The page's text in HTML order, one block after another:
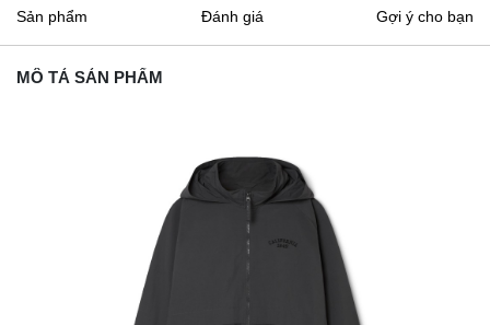
Sản phẩm Đánh giá Gợi ý cho bạn
MÔ TẢ SẢN PHẨM